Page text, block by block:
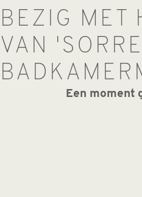
BEZIG MET
VAN
Een moment